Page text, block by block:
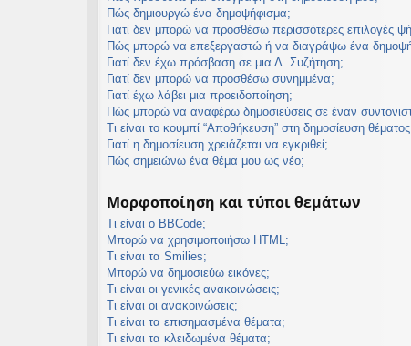
Πώς δημιουργώ ένα δημοψήφισμα;
Γιατί δεν μπορώ να προσθέσω περισσότερες επιλογές
Πώς μπορώ να επεξεργαστώ ή να διαγράψω ένα
Γιατί δεν έχω πρόσβαση σε μια Δ. Συζήτηση;
Γιατί δεν μπορώ να προσθέσω συνημμένα;
Γιατί έχω λάβει μια προειδοποίηση;
Πώς μπορώ να αναφέρω δημοσιεύσεις σε έναν
Τι είναι το κουμπί “Αποθήκευση” στη δημοσίευση
Γιατί η δημοσίευση χρειάζεται να εγκριθεί;
Πώς σημειώνω ένα θέμα μου ως νέο;
Μορφοποίηση και τύποι θεμάτων
Τι είναι ο BBCode;
Μπορώ να χρησιμοποιήσω HTML;
Τι είναι τα Smilies;
Μπορώ να δημοσιεύω εικόνες;
Τι είναι οι γενικές ανακοινώσεις;
Τι είναι οι ανακοινώσεις;
Τι είναι τα επισημασμένα θέματα;
Τι είναι τα κλειδωμένα θέματα;